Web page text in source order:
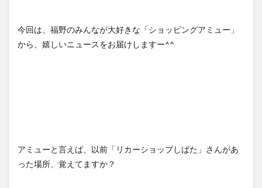
今回は、福野のみんなが大好きな「ショッピングアミュー」
から、嬉しいニュースをお届けしますー^^
アミューと言えば、以前「リカーショップしばた」さんがあ
った場所、覚えてますか？